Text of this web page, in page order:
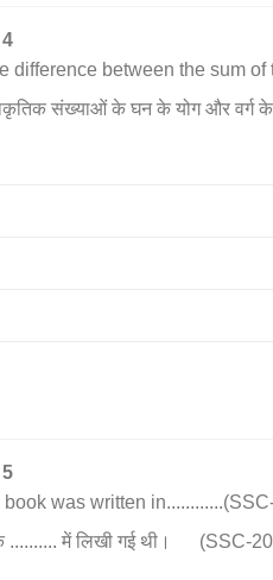
difference between the sum
संख्याओं के घन के योग और वर्ग के
book was written
.......... में लिखी गई थी। (SSC-